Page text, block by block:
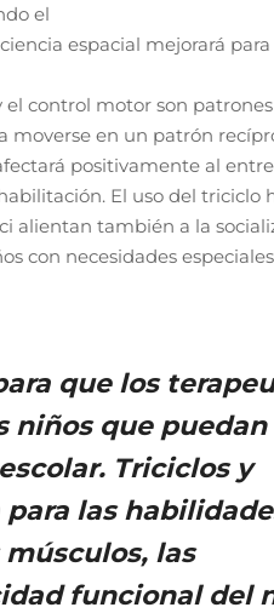
el
espacial mejorará
el control motor son
moverse en un patrón
positivamente al
El uso del triciclo
alientan también a la
con necesidades
que los
niños que puedan
Triciclos y
las
las
funcional del